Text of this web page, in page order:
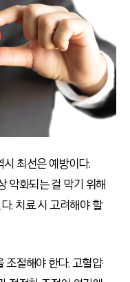
최선은 예방이다.
악화되는 걸 막기 위해
. 치료 시 고려해야 할
절해야 한다. 고혈압·